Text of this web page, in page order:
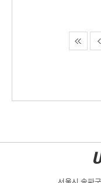
서울시 송파